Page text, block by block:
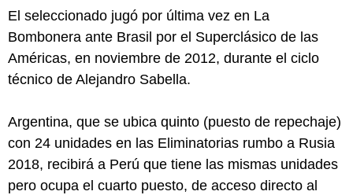
El seleccionado jugó por última vez en La
Bombonera ante Brasil por el Superclásico de las
Américas, en noviembre de 2012, durante el ciclo
técnico de Alejandro Sabella.
Argentina, que se ubica quinto (puesto de repechaje)
con 24 unidades en las Eliminatorias rumbo a Rusia
2018, recibirá a Perú que tiene las mismas unidades
pero ocupa el cuarto puesto, de acceso directo al